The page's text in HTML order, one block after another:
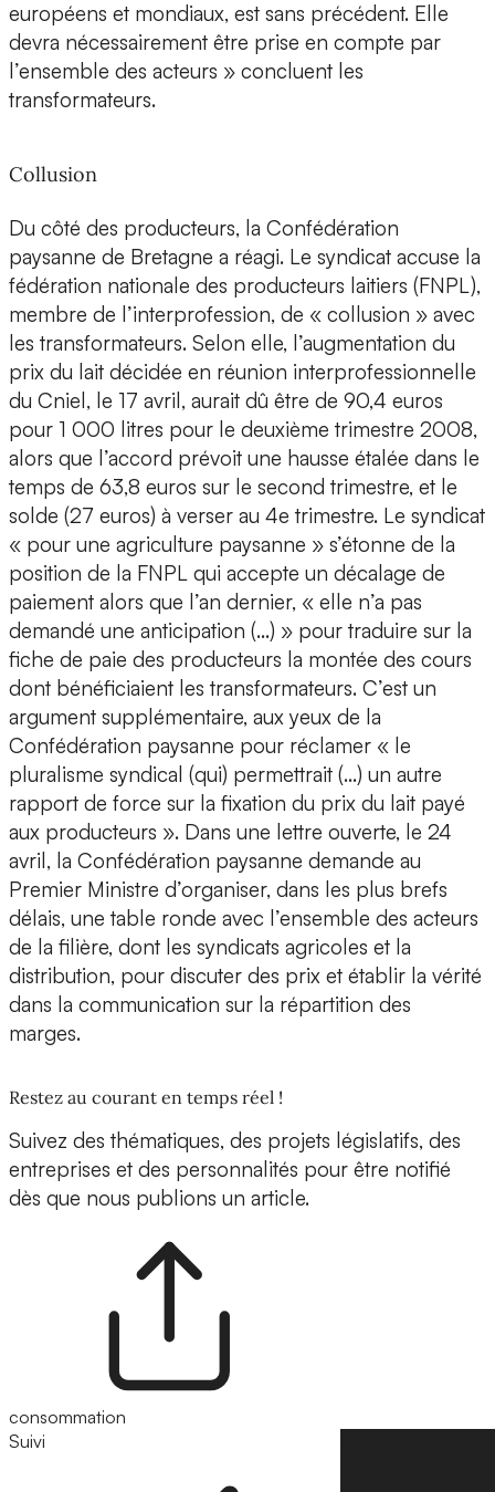
européens et mondiaux, est sans précédent. Elle
devra nécessairement être prise en compte par
l’ensemble des acteurs » concluent les
transformateurs.
Collusion
Du côté des producteurs, la Confédération
paysanne de Bretagne a réagi. Le syndicat accuse la
fédération nationale des producteurs laitiers (FNPL),
membre de l’interprofession, de « collusion » avec
les transformateurs. Selon elle, l’augmentation du
prix du lait décidée en réunion interprofessionnelle
du Cniel, le 17 avril, aurait dû être de 90,4 euros
pour 1 000 litres pour le deuxième trimestre 2008,
alors que l’accord prévoit une hausse étalée dans le
temps de 63,8 euros sur le second trimestre, et le
solde (27 euros) à verser au 4e trimestre. Le syndicat
« pour une agriculture paysanne » s’étonne de la
position de la FNPL qui accepte un décalage de
paiement alors que l’an dernier, « elle n’a pas
demandé une anticipation (…) » pour traduire sur la
fiche de paie des producteurs la montée des cours
dont bénéficiaient les transformateurs. C’est un
argument supplémentaire, aux yeux de la
Confédération paysanne pour réclamer « le
pluralisme syndical (qui) permettrait (…) un autre
rapport de force sur la fixation du prix du lait payé
aux producteurs ». Dans une lettre ouverte, le 24
avril, la Confédération paysanne demande au
Premier Ministre d’organiser, dans les plus brefs
délais, une table ronde avec l’ensemble des acteurs
de la filière, dont les syndicats agricoles et la
distribution, pour discuter des prix et établir la vérité
dans la communication sur la répartition des
marges.
Restez au courant en temps réel !
Suivez des thématiques, des projets législatifs, des
entreprises et des personnalités pour être notifié
dès que nous publions un article.
consommation
Suivi